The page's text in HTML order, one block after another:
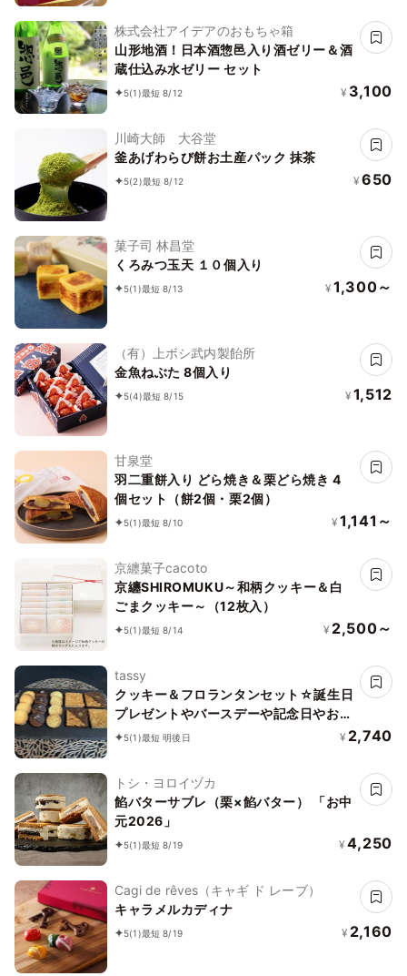
株式会社アイデアのおもちゃ箱
山形地酒！日本酒惣邑入り酒ゼリー＆酒
蔵仕込み水ゼリー セット
5(1)最短 8/12 ¥ 3,100
川崎大師 大谷堂
釜あげわらび餅お土産パック 抹茶
5(2)最短 8/12 ¥ 650
菓子司 林昌堂
くろみつ玉天 １０個入り
5(1)最短 8/13 ¥ 1,300～
（有）上ボシ武内製飴所
金魚ねぶた 8個入り
5(4)最短 8/15 ¥ 1,512
甘泉堂
羽二重餅入り どら焼き＆栗どら焼き 4
個セット（餅2個・栗2個）
5(1)最短 8/10 ¥ 1,141～
京纏菓子cacoto
京纏SHIROMUKU～和柄クッキー＆白
ごまクッキー～（12枚入）
5(1)最短 8/14 ¥ 2,500～
tassy
クッキー＆フロランタンセット☆誕生日
プレゼントやバースデーや記念日やお祝
いにも☆
5(1)最短 明後日 ¥ 2,740
トシ・ヨロイヅカ
餡バターサブレ（栗×餡バター） 「お中
元2026」
5(1)最短 8/19 ¥ 4,250
Cagi de rêves（キャギ ド レーブ）
キャラメルカディナ
5(1)最短 8/19 ¥ 2,160